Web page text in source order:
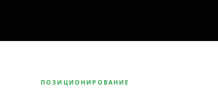
ПОЗИЦИОНИРОВАНИЕ